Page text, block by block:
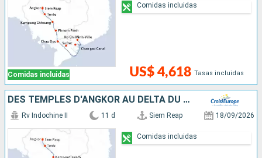
Comidas incluidas US$ 4,618 Tasas incluidas
Comidas incluidas
DES TEMPLES D'ANGKOR AU DELTA DU MÉKONG
Rv Indochine II 11 d Siem Reap 18/09/2026
Comidas incluidas